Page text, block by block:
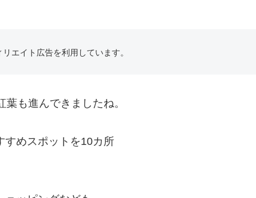
エイト広告を利用しています。
も進んできましたね。
すめスポットを10カ所